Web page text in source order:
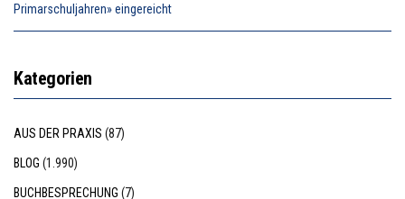
Primarschuljahren» eingereicht
Kategorien
AUS DER PRAXIS (87)
BLOG (1.990)
BUCHBESPRECHUNG (7)